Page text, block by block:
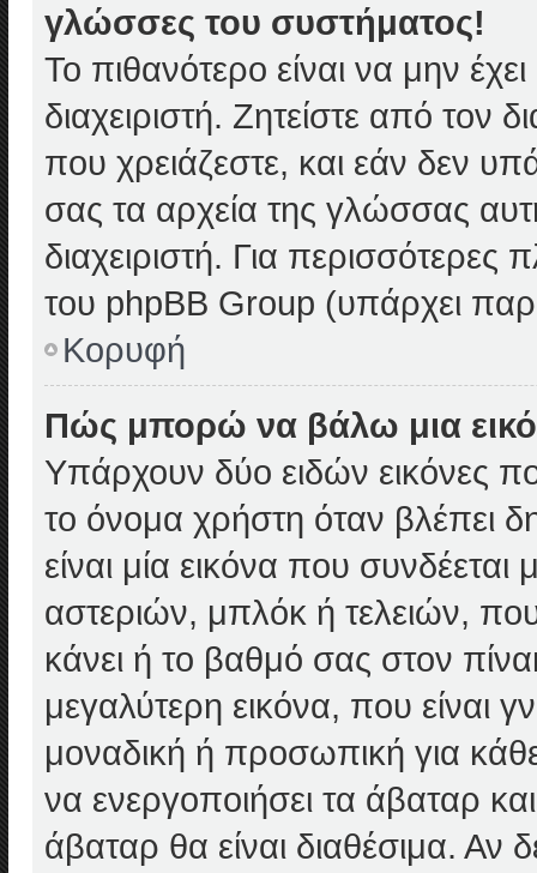
γλώσσες του συστήματος!
Το πιθανότερο είναι να μην
διαχειριστή. Ζητείστε από τον
που χρειάζεστε, και εάν δεν
σας τα αρχεία της γλώσσας
διαχειριστή. Για περισσότερες
του phpBB Group (υπάρχει
Κορυφή
Πώς μπορώ να βάλω μια
Υπάρχουν δύο ειδών εικόνες
το όνομα χρήστη όταν βλέπει
είναι μία εικόνα που
αστεριών, μπλόκ ή τελειών,
κάνει ή το βαθμό σας στον
μεγαλύτερη εικόνα, που είναι
μοναδική ή προσωπική για κάθε
να ενεργοποιήσει τα άβαταρ
άβαταρ θα είναι διαθέσιμα. Αν